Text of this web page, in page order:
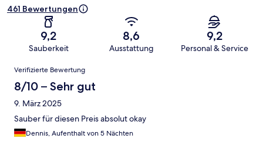
461 Bewertungen
9,2
Sauberkeit
8,6
Ausstattung
9,2
Personal & Service
Bewertungen
Verifizierte Bewertung
8/10 – Sehr gut
9. März 2025
Sauber für diesen Preis absolut okay
Dennis, Aufenthalt von 5 Nächten